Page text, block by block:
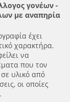
γονέων -
με αναπηρία
έχει
χαρακτήρα.
να
που τον
υλικό από
οι οποίες